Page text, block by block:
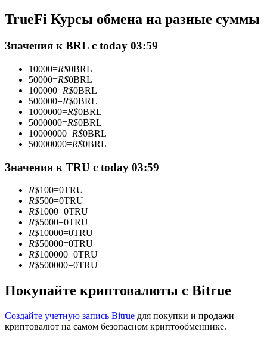
Копирование торговли
Присоединяйтесь к лучшим трейдерам
Станьте копи-трейдером
Наслаждайтесь распределением прибыли и комиссиями
за копи-трейдинг
TrueFi Курсы обмена на разные суммы
Значения к BRL с today 03:59
10000=R$0BRL
50000=R$0BRL
100000=R$0BRL
500000=R$0BRL
1000000=R$0BRL
5000000=R$0BRL
10000000=R$0BRL
50000000=R$0BRL
Значения к TRU с today 03:59
R$100=0TRU
R$500=0TRU
R$1000=0TRU
R$5000=0TRU
R$10000=0TRU
R$50000=0TRU
R$100000=0TRU
R$500000=0TRU
Покупайте криптовалюты с Bitrue
Создайте учетную запись Bitrue для покупки и продажи
криптовалют на самом безопасном криптообменнике.